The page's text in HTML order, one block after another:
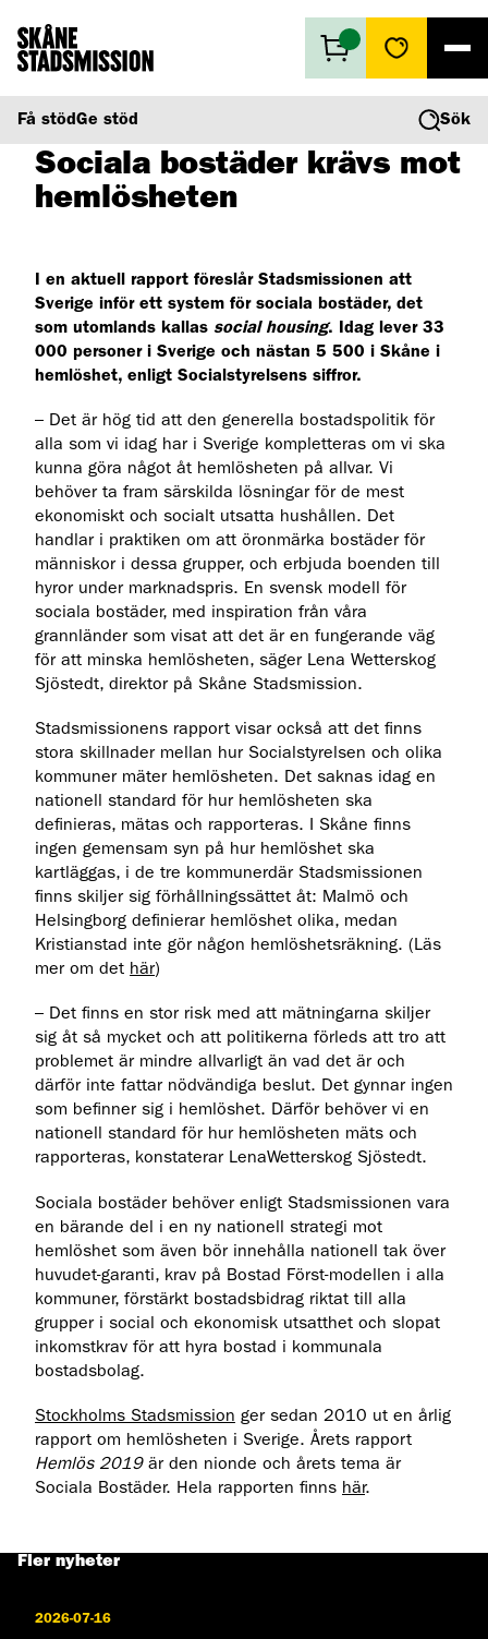
Få stödGe stöd Sök
Få stöd
Ge stöd
Vad vi gör
Second hand
2019-11-13
Sociala bostäder krävs mot
hemlösheten
I en aktuell rapport föreslår Stadsmissionen att
Sverige inför ett system för sociala bostäder, det
som utomlands kallas social housing. Idag lever 33
000 personer i Sverige och nästan 5 500 i Skåne i
hemlöshet, enligt Socialstyrelsens siffror.
– Det är hög tid att den generella bostadspolitik för
alla som vi idag har i Sverige kompletteras om vi ska
kunna göra något åt hemlösheten på allvar. Vi
behöver ta fram särskilda lösningar för de mest
ekonomiskt och socialt utsatta hushållen. Det
handlar i praktiken om att öronmärka bostäder för
människor i dessa grupper, och erbjuda boenden till
hyror under marknadspris. En svensk modell för
sociala bostäder, med inspiration från våra
grannländer som visat att det är en fungerande väg
för att minska hemlösheten, säger Lena Wetterskog
Sjöstedt, direktor på Skåne Stadsmission.
Stadsmissionens rapport visar också att det finns
stora skillnader mellan hur Socialstyrelsen och olika
kommuner mäter hemlösheten. Det saknas idag en
nationell standard för hur hemlösheten ska
definieras, mätas och rapporteras. I Skåne finns
ingen gemensam syn på hur hemlöshet ska
kartläggas, i de tre kommunerdär Stadsmissionen
finns skiljer sig förhållningssättet åt: Malmö och
Helsingborg definierar hemlöshet olika, medan
Kristianstad inte gör någon hemlöshetsräkning. (Läs
mer om det här)
– Det finns en stor risk med att mätningarna skiljer
sig åt så mycket och att politikerna förleds att tro att
problemet är mindre allvarligt än vad det är och
därför inte fattar nödvändiga beslut. Det gynnar ingen
som befinner sig i hemlöshet. Därför behöver vi en
nationell standard för hur hemlösheten mäts och
rapporteras, konstaterar LenaWetterskog Sjöstedt.
Sociala bostäder behöver enligt Stadsmissionen vara
en bärande del i en ny nationell strategi mot
hemlöshet som även bör innehålla nationell tak över
huvudet-garanti, krav på Bostad Först-modellen i alla
kommuner, förstärkt bostadsbidrag riktat till alla
grupper i social och ekonomisk utsatthet och slopat
inkomstkrav för att hyra bostad i kommunala
bostadsbolag.
Stockholms Stadsmission ger sedan 2010 ut en årlig
rapport om hemlösheten i Sverige. Årets rapport
Hemlös 2019är den nionde och årets tema är
Sociala Bostäder. Hela rapporten finns här.
Fler nyheter
2026-07-16